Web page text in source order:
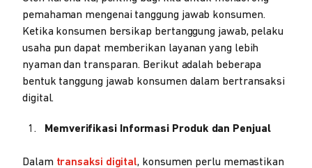
pemahaman mengenai tanggung jawab konsumen.
Ketika konsumen bersikap bertanggung jawab, pelaku
usaha pun dapat memberikan layanan yang lebih
nyaman dan transparan. Berikut adalah beberapa
bentuk tanggung jawab konsumen dalam bertransaksi
digital.
Memverifikasi Informasi Produk dan Penjual
Dalam transaksi digital, konsumen perlu memastikan